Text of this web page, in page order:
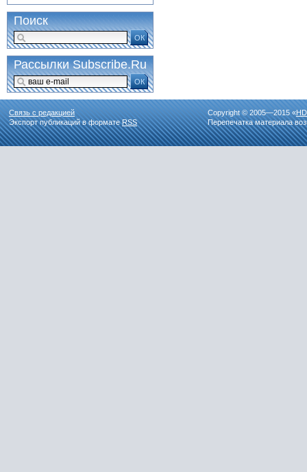
Поиск
ОК
Рассылки Subscribe.Ru
ОК
Связь с редакцией
Экспорт публикаций в форматеRSS
Copyright © 2005—2015 «
Перепечатка материала